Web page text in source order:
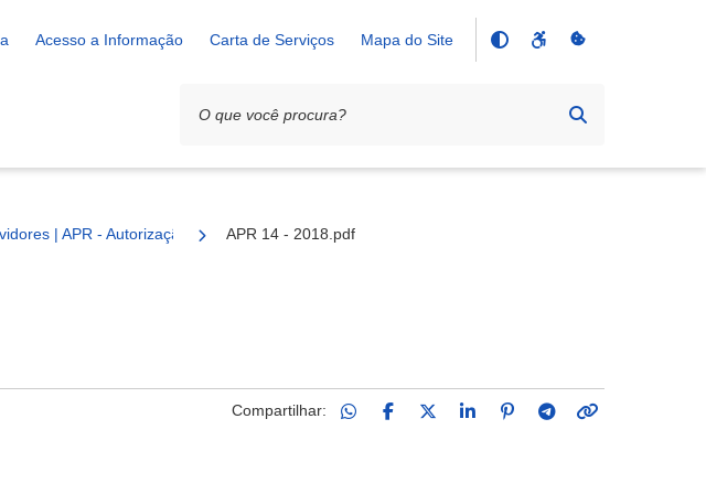
Acesso a Informação Carta de Serviços Mapa do Site
| APR - Autorização de Aplicação e Resgate
APR 14 - 2018.pdf
Compartilhar: